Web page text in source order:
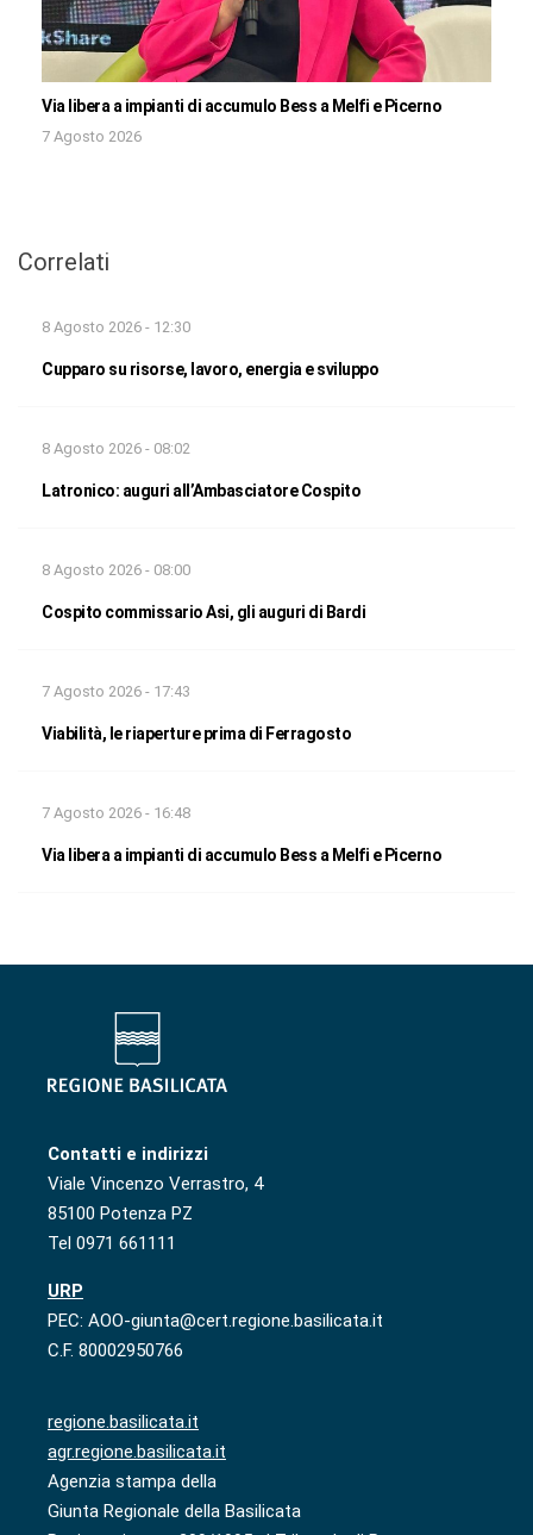
Via libera a impianti di accumulo Bess a Melfi e Picerno
7 Agosto 2026
Correlati
8 Agosto 2026 - 12:30
Cupparo su risorse, lavoro, energia e sviluppo
8 Agosto 2026 - 08:02
Latronico: auguri all’Ambasciatore Cospito
8 Agosto 2026 - 08:00
Cospito commissario Asi, gli auguri di Bardi
7 Agosto 2026 - 17:43
Viabilità, le riaperture prima di Ferragosto
7 Agosto 2026 - 16:48
Via libera a impianti di accumulo Bess a Melfi e Picerno
Contatti e indirizzi
Viale Vincenzo Verrastro, 4
85100 Potenza PZ
Tel 0971 661111
URP
PEC: AOO-giunta@cert.regione.basilicata.it
C.F. 80002950766
regione.basilicata.it
agr.regione.basilicata.it
Agenzia stampa della
Giunta Regionale della Basilicata